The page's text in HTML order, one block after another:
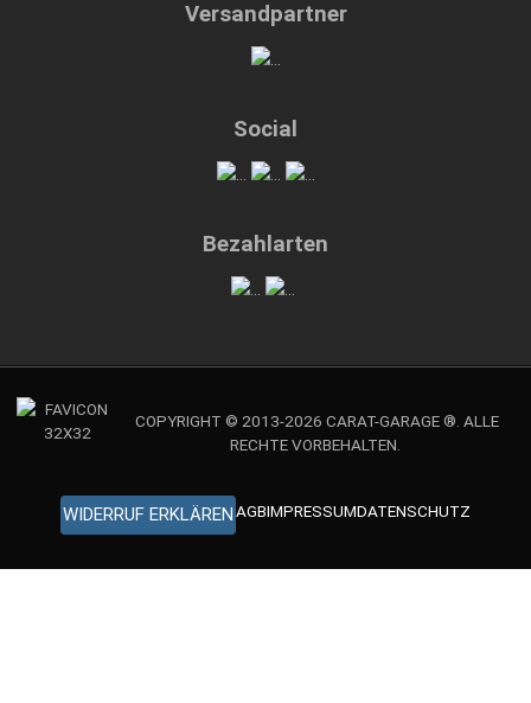
Versandpartner
Social
Bezahlarten
COPYRIGHT © 2013-2026 CARAT-GARAGE ®. ALLE
RECHTE VORBEHALTEN.
WIDERRUF ERKLÄREN AGBIMPRESSUMDATENSCHUTZ